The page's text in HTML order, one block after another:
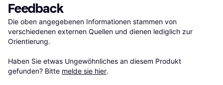
Feedback
Die oben angegebenen Informationen stammen von
verschiedenen externen Quellen und dienen lediglich zur
Orientierung.
Haben Sie etwas Ungewöhnliches an diesem Produkt
gefunden? Bitte melde sie hier.